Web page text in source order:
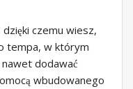
czemu wiesz,
tempa, w którym
dodawać
wbudowanego